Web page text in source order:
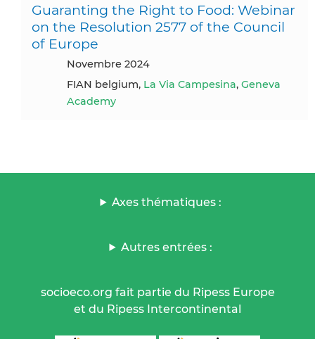
Guaranting the Right to Food: Webinar
on the Resolution 2577 of the Council
of Europe
novembre 2024
FIAN belgium, La Via Campesina, Geneva
Academy
Axes thématiques :
Autres entrées :
socioeco.org fait partie du Ripess Europe
et du Ripess Intercontinental